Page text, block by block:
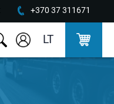
+370 37 311671
LT